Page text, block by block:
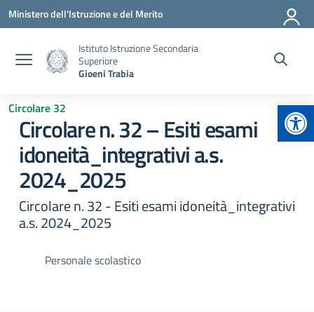
Vai ai contenuti
Vai al menu di navigazione
Vai al footer
Ministero dell'Istruzione e del Merito
Istituto Istruzione Secondaria
Superiore
Gioeni Trabia
Circolare 32
Circolare n. 32 – Esiti esami
idoneità_integrativi a.s.
2024_2025
Circolare n. 32 - Esiti esami idoneità_integrativi
a.s. 2024_2025
Personale scolastico